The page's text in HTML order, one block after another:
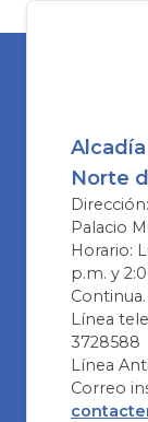
Norte
Palacio
Horario:
p.m. y
Continua.
Línea
3728588
Línea
Correo